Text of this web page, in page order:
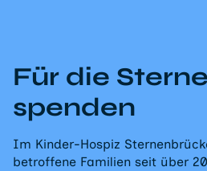
Für die
spenden
Im Kinder-Hospiz
betroffene Familien seit über